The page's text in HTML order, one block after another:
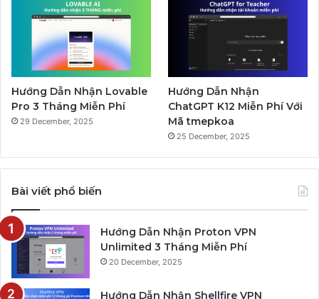
Hướng Dẫn Nhận Lovable
Pro 3 Tháng Miễn Phí
29 December, 2025
Hướng Dẫn Nhận
ChatGPT K12 Miễn Phí Với
Mã tmepkoa
25 December, 2025
Bài viết phổ biến
Hướng Dẫn Nhận Proton VPN
Unlimited 3 Tháng Miễn Phí
20 December, 2025
Hướng Dẫn Nhận Shellfire VPN